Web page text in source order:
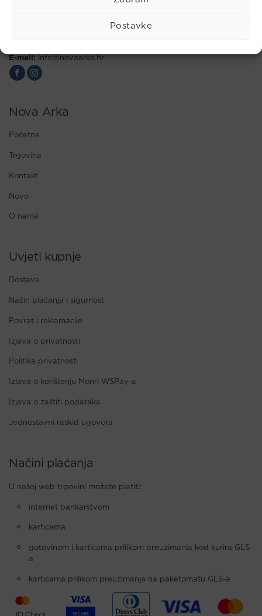
Postavke
E-mail: info@novaarka.hr
Nova Arka
Početna
Trgovina
Kontakt
Novo
O nama
Uvjeti kupnje
Dostava
Način plaćanja i sigurnost
Povrat i reklamacije
Izjava o privatnosti
Politika privatnosti
Izjava o korištenju Monri WSPay-a
Izjava o zaštiti podataka
Jednostavni raskid ugovora
Načini plaćanja
U našoj web trgovini možete platiti:
internet bankarstvom
karticama
gotovinom i karticama prilikom preuzimanja kod kurira GLS-
a
karticama prilikom preuzimanja na paketomatu GLS-a